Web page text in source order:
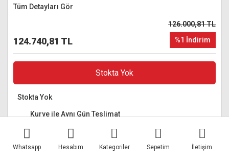
Tüm Detayları Gör
124.740,81 TL
126.000,81 TL
%1 İndirim
Stokta Yok
Stokta Yok
Kurye ile Aynı Gün Teslimat
3000TL Üzeri Ücretsiz Kargo
Whatsapp Hesabım Kategoriler Sepetim İletişim